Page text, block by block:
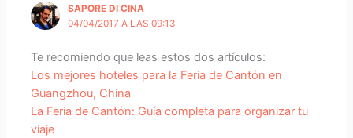
SAPORE DI CINA
04/04/2017 A LAS 09:13
Te recomiendo que leas estos dos artículos:
Los mejores hoteles para la Feria de Cantón en
Guangzhou, China
La Feria de Cantón: Guía completa para organizar tu
viaje